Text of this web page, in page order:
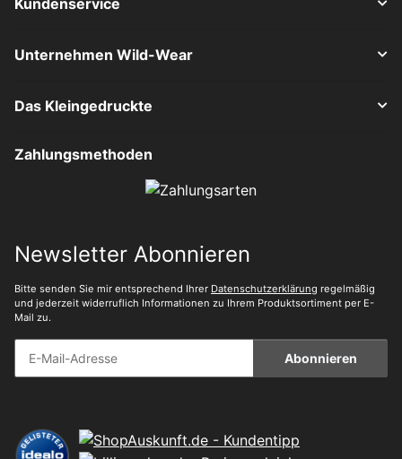
Kundenservice
Unternehmen Wild-Wear
Das Kleingedruckte
Zahlungsmethoden
Newsletter Abonnieren
Bitte senden Sie mir entsprechend Ihrer Datenschutzerklärung regelmäßig
und jederzeit widerruflich Informationen zu Ihrem Produktsortiment per E-
Mail zu.
Abonnieren